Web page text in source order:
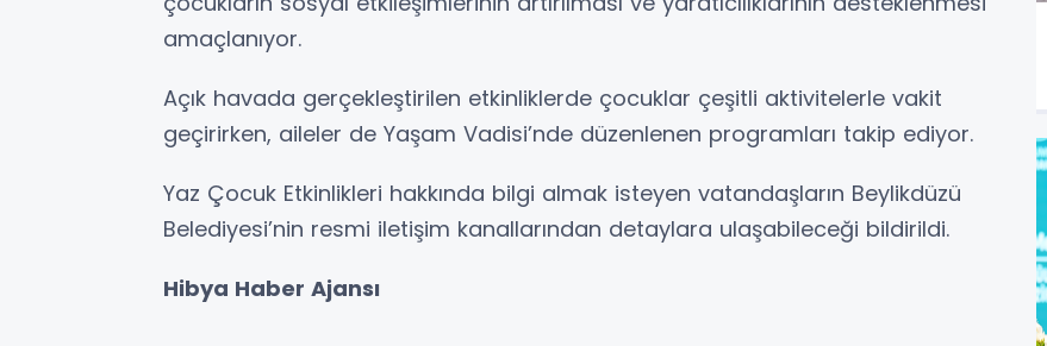
amaçlanıyor.
Açık havada gerçekleştirilen etkinliklerde çocuklar çeşitli aktivitelerle vakit
geçirirken, aileler de Yaşam Vadisi’nde düzenlenen programları takip ediyor.
Yaz Çocuk Etkinlikleri hakkında bilgi almak isteyen vatandaşların Beylikdüzü
Belediyesi’nin resmi iletişim kanallarından detaylara ulaşabileceği bildirildi.
Hibya Haber Ajansı